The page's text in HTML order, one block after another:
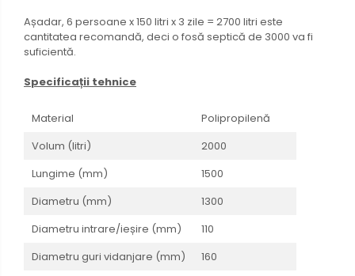
Așadar, 6 persoane x 150 litri x 3 zile = 2700 litri este
cantitatea recomandă, deci o fosă septică de 3000 va fi
suficientă.
Specificații tehnice
Material
Polipropilenă
Volum (litri)
2000
Lungime (mm)
1500
Diametru (mm)
1300
Diametru intrare/ieșire (mm)
110
Diametru guri vidanjare (mm)
160